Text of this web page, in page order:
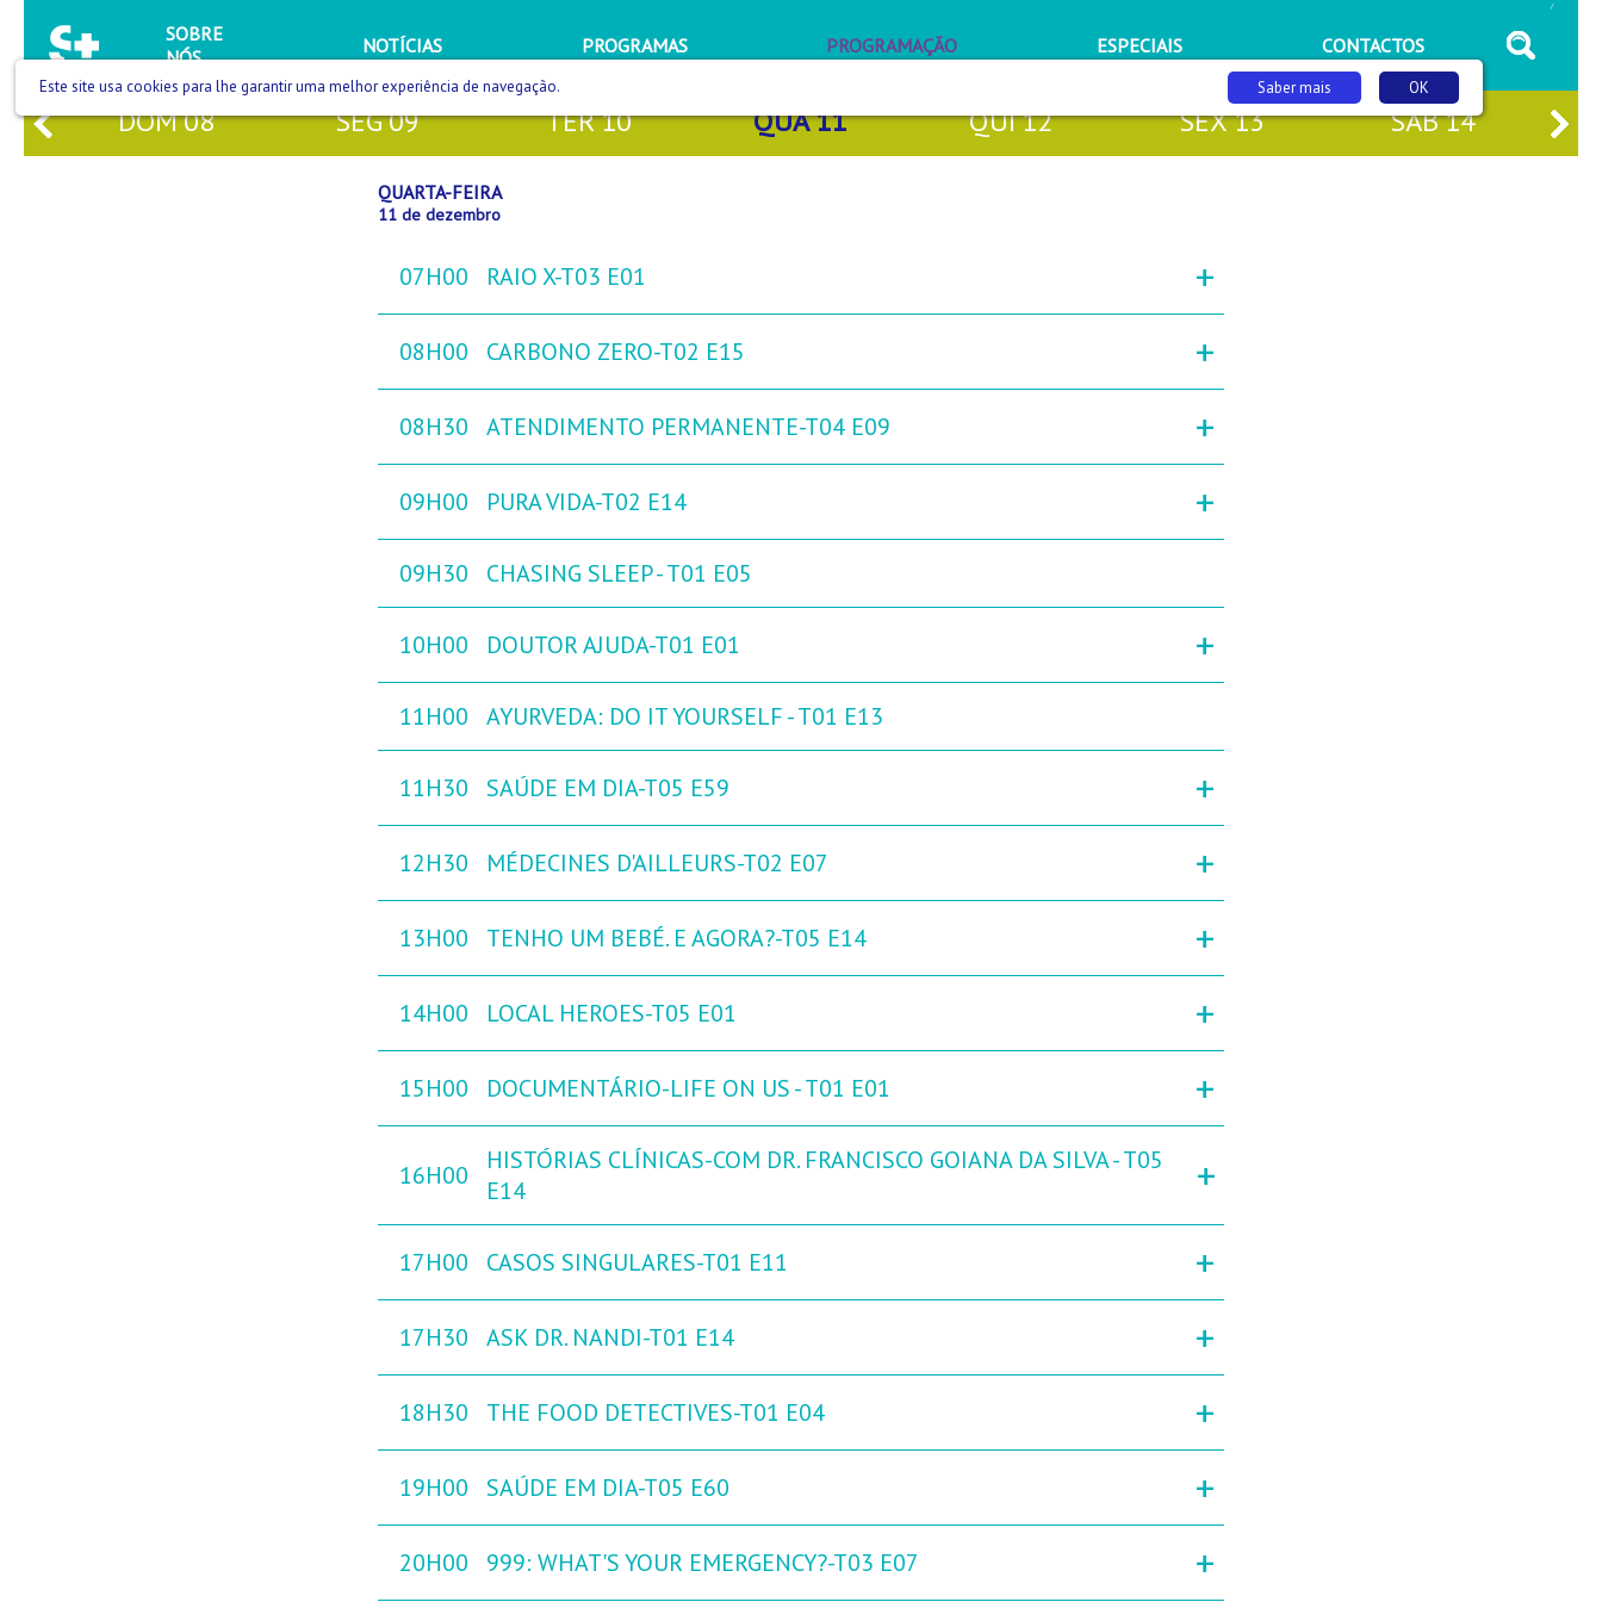
SOBRE
NÓS
NOTÍCIAS PROGRAMAS PROGRAMAÇÃO ESPECIAIS CONTACTOS
/
DOM08 SEG09 TER10 QUA11 QUI12 SEX13 SÁB14
QUARTA-FEIRA
11 de dezembro
07H00 RAIO X-T03 E01 +
08H00 CARBONO ZERO-T02 E15 +
08H30 ATENDIMENTO PERMANENTE-T04 E09 +
09H00 PURA VIDA-T02 E14 +
09H30 CHASING SLEEP - T01 E05
10H00 DOUTOR AJUDA-T01 E01 +
11H00 AYURVEDA: DO IT YOURSELF - T01 E13
11H30 SAÚDE EM DIA-T05 E59 +
12H30 MÉDECINES D'AILLEURS-T02 E07 +
13H00 TENHO UM BEBÉ. E AGORA?-T05 E14 +
14H00 LOCAL HEROES-T05 E01 +
15H00 DOCUMENTÁRIO-LIFE ON US - T01 E01 +
16H00
HISTÓRIAS CLÍNICAS-COM DR. FRANCISCO GOIANA DA SILVA - T05
E14
+
17H00 CASOS SINGULARES-T01 E11 +
17H30 ASK DR. NANDI-T01 E14 +
18H30 THE FOOD DETECTIVES-T01 E04 +
19H00 SAÚDE EM DIA-T05 E60 +
20H00 999: WHAT'S YOUR EMERGENCY?-T03 E07 +
Este site usa cookies para lhe garantir uma melhor experiência de navegação. OK
Saber mais